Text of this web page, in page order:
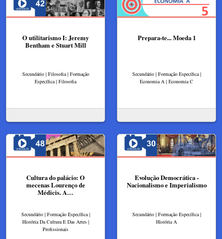
O utilitarismo I: Jeremy
Bentham e Stuart Mill
Secundário | Filosofia | Formação
Específica | Filosofia
Prepara-te... Moeda 1
Secundário | Formação Específica |
Economia A | Economia C
Cultura do palácio: O
mecenas Lourenço de
Médicis. A…
Secundário | Formação Específica |
História Da Cultura E Das Artes |
Profissionais
Evolução Democrática -
Nacionalismo e Imperialismo
Secundário | Formação Específica |
História A